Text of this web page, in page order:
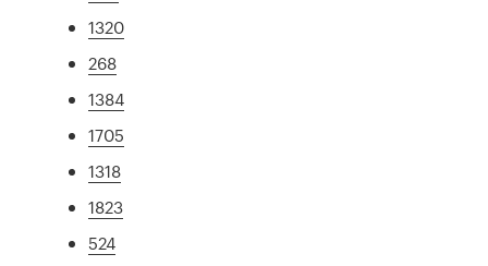
1320
268
1384
1705
1318
1823
524